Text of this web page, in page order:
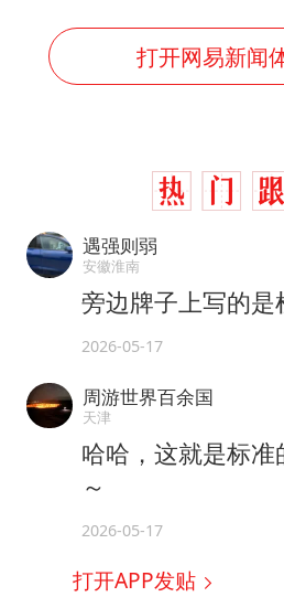
打开网易新闻
遇强则弱
安徽淮南
旁边牌子上写的是
2026-05-17
周游世界百余国
天津
哈哈，这就是标
～
2026-05-17
打开APP发贴